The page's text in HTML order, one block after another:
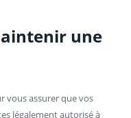
une
vous assurer que vos
légalement autorisé à